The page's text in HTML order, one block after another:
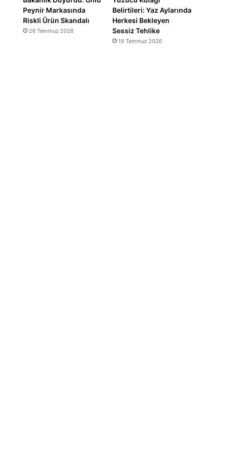
Peynir Markasında
Riskli Ürün Skandalı
26 Temmuz 2026
Belirtileri: Yaz Aylarında
Herkesi Bekleyen
Sessiz Tehlike
19 Temmuz 2026